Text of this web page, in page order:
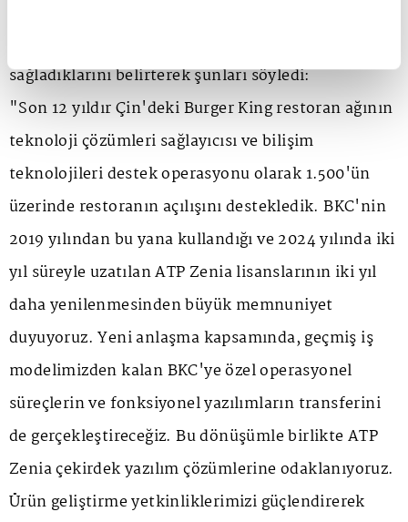
sağladıklarını belirterek şunları söyledi:
"Son 12 yıldır Çin'deki Burger King restoran ağının
teknoloji çözümleri sağlayıcısı ve bilişim
teknolojileri destek operasyonu olarak 1.500'ün
üzerinde restoranın açılışını destekledik. BKC'nin
2019 yılından bu yana kullandığı ve 2024 yılında iki
yıl süreyle uzatılan ATP Zenia lisanslarının iki yıl
daha yenilenmesinden büyük memnuniyet
duyuyoruz. Yeni anlaşma kapsamında, geçmiş iş
modelimizden kalan BKC'ye özel operasyonel
süreçlerin ve fonksiyonel yazılımların transferini
de gerçekleştireceğiz. Bu dönüşümle birlikte ATP
Zenia çekirdek yazılım çözümlerine odaklanıyoruz.
Ürün geliştirme yetkinliklerimizi güçlendirerek